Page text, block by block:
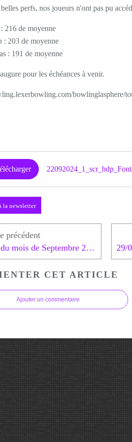
perfs, nos joueurs n'ont pas pu
: 216 de moyenne
: 203 de moyenne
: 191 de moyenne
pour les échéances à venir.
bowlinglasphere/
la newsletter
Listing du mois de Septembre 2024
CET ARTICLE
Ajouter un commentaire